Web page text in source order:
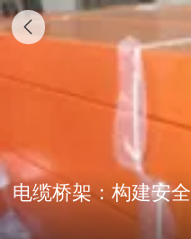
电缆桥架：构建安